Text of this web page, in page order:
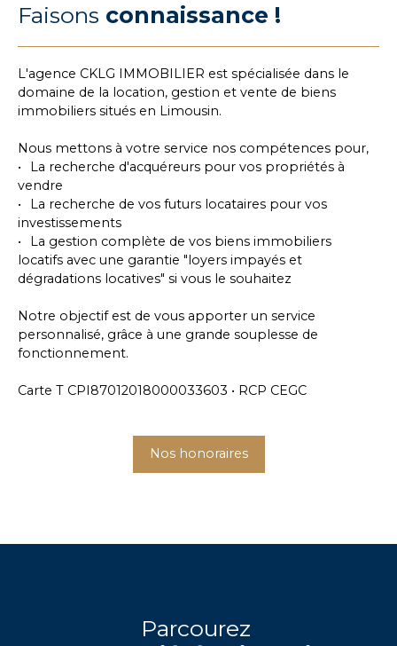
Faisons connaissance !
L'agence CKLG IMMOBILIER est spécialisée dans le
domaine de la location, gestion et vente de biens
immobiliers situés en Limousin.
Nous mettons à votre service nos compétences pour,
La recherche d'acquéreurs pour vos propriétés à
vendre
La recherche de vos futurs locataires pour vos
investissements
La gestion complète de vos biens immobiliers
locatifs avec une garantie "loyers impayés et
dégradations locatives" si vous le souhaitez
Notre objectif est de vous apporter un service
personnalisé, grâce à une grande souplesse de
fonctionnement.
Carte T CPI87012018000033603 • RCP CEGC
Nos honoraires
Parcourez